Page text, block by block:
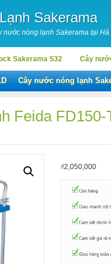
Sakerama
nóng lạnh Sakerama tại Hà
Sakerama S32 Cây
Cây nước nóng lạnh
Feida FD150-
₫2,050,000